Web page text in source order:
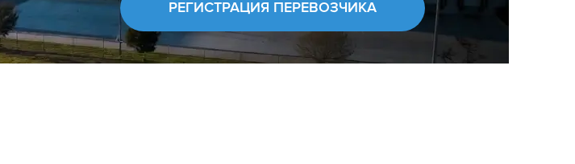
РЕГИСТРАЦИЯ ПЕРЕВОЗЧИКА